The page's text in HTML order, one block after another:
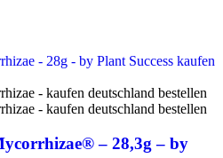
– 28,3g – by